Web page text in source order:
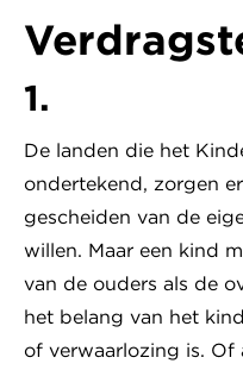
1.
De landen die het
ondertekend, zorgen
gescheiden van de
willen. Maar een kind
van de ouders als de
het belang van het
of verwaarlozing is. Of